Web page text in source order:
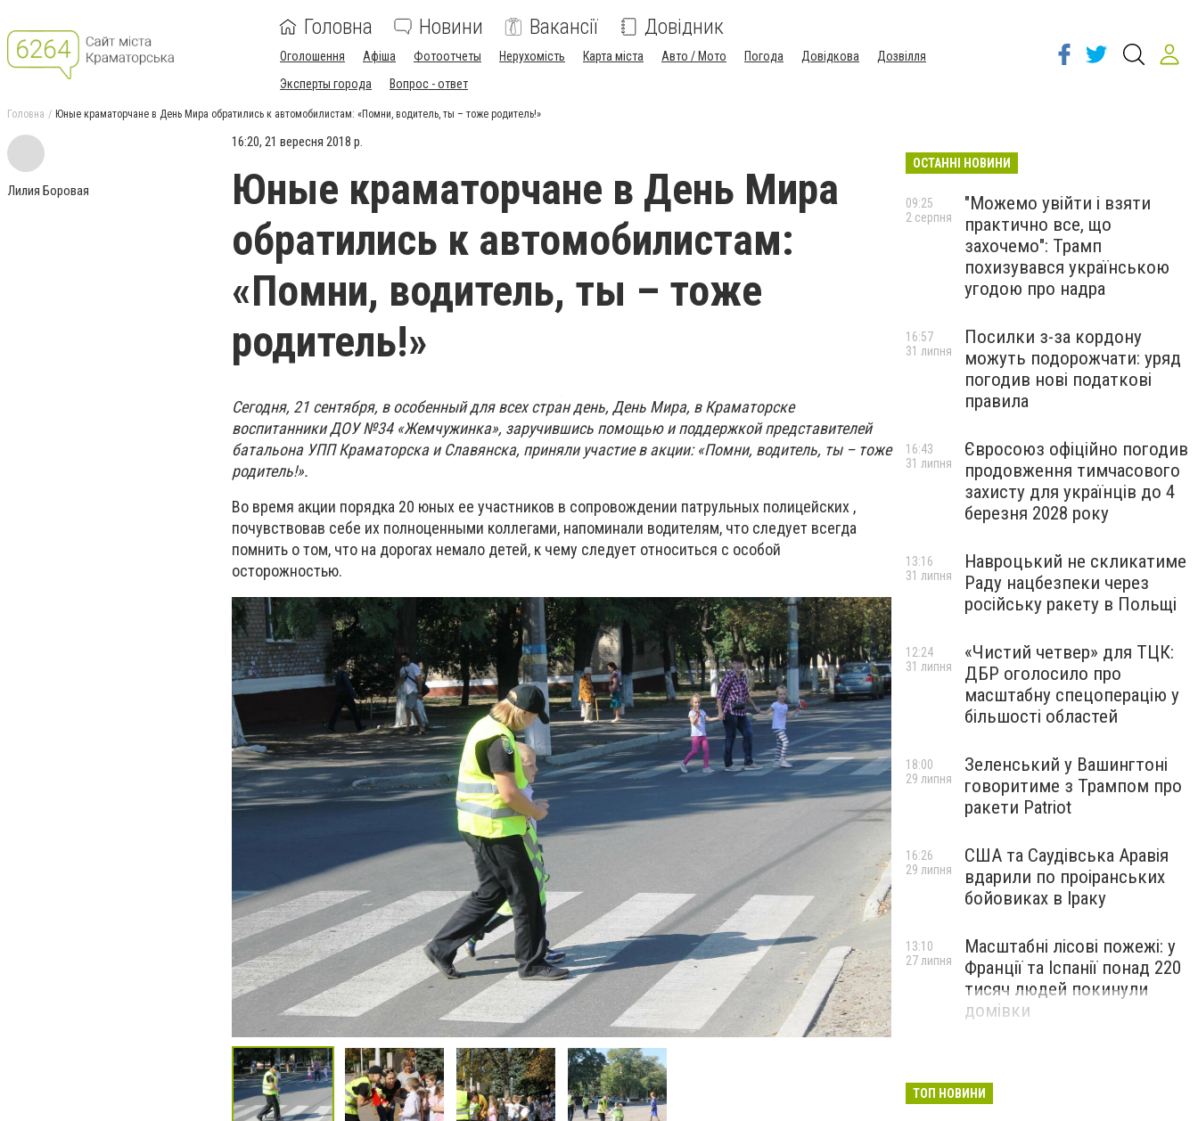
Головна Новини Вакансії Довідник
Оголошення Афіша Фотоотчеты Нерухомість Карта міста Авто / Мото Погода Довідкова
Дозвілля
Эксперты города
Вопрос - ответ
Головна Юные краматорчане в День Мира обратились к автомобилистам: «Помни, водитель, ты – тоже родитель!»
Лилия Боровая
16:20, 21 вересня 2018 р.
Юные краматорчане в День Мира
обратились к автомобилистам:
«Помни, водитель, ты – тоже
родитель!»
Сегодня, 21 сентября, в особенный для всех стран день, День Мира, в Краматорске
воспитанники ДОУ №34 «Жемчужинка», заручившись помощью и поддержкой представителей
батальона УПП Краматорска и Славянска, приняли участие в акции: «Помни, водитель, ты – тоже
родитель!».
Во время акции порядка 20 юных ее участников в сопровождении патрульных полицейских ,
почувствовав себе их полноценными коллегами, напоминали водителям, что следует всегда
помнить о том, что на дорогах немало детей, к чему следует относиться с особой
осторожностью.
ОСТАННІ НОВИНИ
"Можемо увійти і взяти
практично все, що
захочемо": Трамп
похизувався українською
угодою про надра
09:25
2 серпня
Посилки з-за кордону
можуть подорожчати: уряд
погодив нові податкові
правила
16:57
31 липня
Євросоюз офіційно погодив
продовження тимчасового
захисту для українців до 4
березня 2028 року
16:43
31 липня
Навроцький не скликатиме
Раду нацбезпеки через
російську ракету в Польщі
13:16
31 липня
«Чистий четвер» для ТЦК:
ДБР оголосило про
масштабну спецоперацію у
більшості областей
12:24
31 липня
Зеленський у Вашингтоні
говоритиме з Трампом про
ракети Patriot
18:00
29 липня
США та Саудівська Аравія
вдарили по проіранських
бойовиках в Іраку
16:26
29 липня
Масштабні лісові пожежі: у
Франції та Іспанії понад 220
тисяч людей покинули
домівки
13:10
27 липня
ТОП НОВИНИ